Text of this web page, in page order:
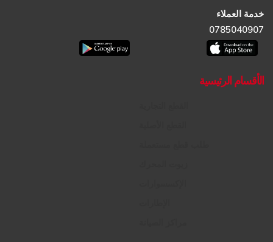
خدمة العملاء
0785040907
الأقسام الرئيسية